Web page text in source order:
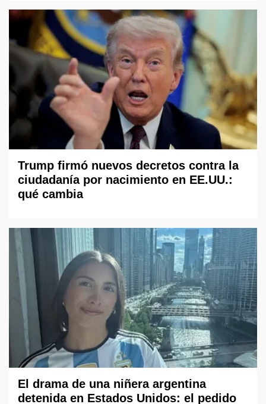
Trump firmó nuevos decretos contra la
ciudadanía por nacimiento en EE.UU.:
qué cambia
El drama de una niñera argentina
detenida en Estados Unidos: el pedido